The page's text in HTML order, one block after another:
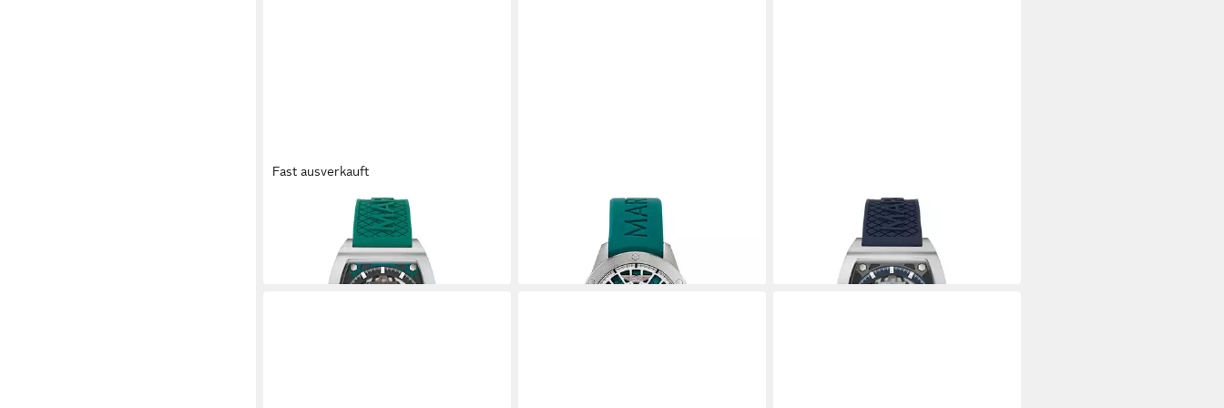
Fast ausverkauft
ASTON MARTIN
Automatikuhr AML THRILL
ab 630,00 €
lieferbar - in 2-3 Werktagen bei dir
ASTON MARTIN
Automatikuhr AML THRILL
ab 510,00 €
lieferbar - in 2-3 Werktagen bei dir
ASTON MARTIN
Automatikuhr AML THRILL
ab 630,00 €
lieferbar - in 2-3 Werktagen bei dir